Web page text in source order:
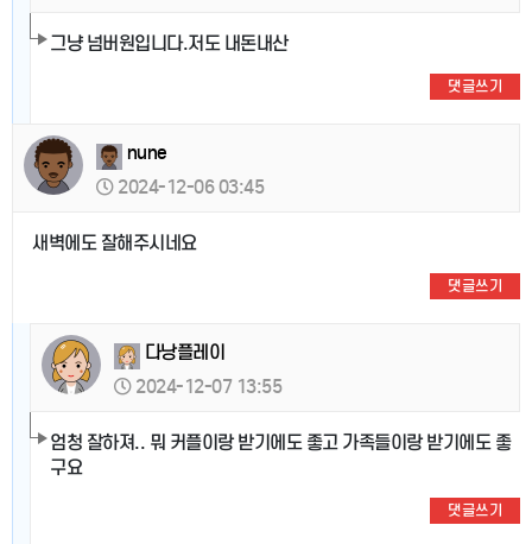
그냥 넘버원입니다.저도 내돈내산
댓글쓰기
nune
2024-12-06 03:45
새벽에도 잘해주시네요
댓글쓰기
다낭플레이
2024-12-07 13:55
엄청 잘하져.. 뭐 커플이랑 받기에도 좋고 가족들이랑 받기에도 좋
구요
댓글쓰기